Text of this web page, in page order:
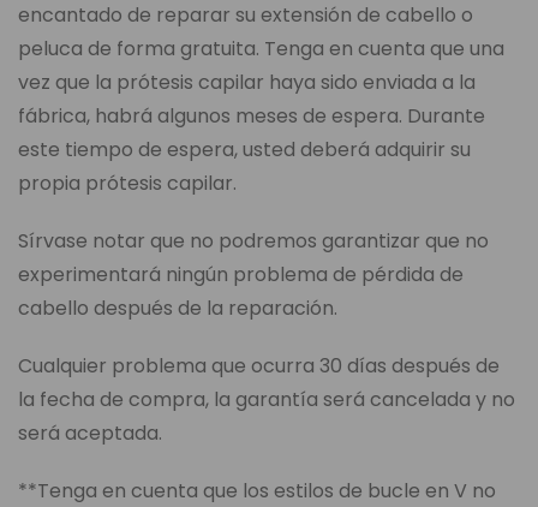
encantado de reparar su extensión de cabello o
peluca de forma gratuita. Tenga en cuenta que una
vez que la prótesis capilar haya sido enviada a la
fábrica, habrá algunos meses de espera. Durante
este tiempo de espera, usted deberá adquirir su
propia prótesis capilar.
Sírvase notar que no podremos garantizar que no
experimentará ningún problema de pérdida de
cabello después de la reparación.
Cualquier problema que ocurra 30 días después de
la fecha de compra, la garantía será cancelada y no
será aceptada.
**Tenga en cuenta que los estilos de bucle en V no